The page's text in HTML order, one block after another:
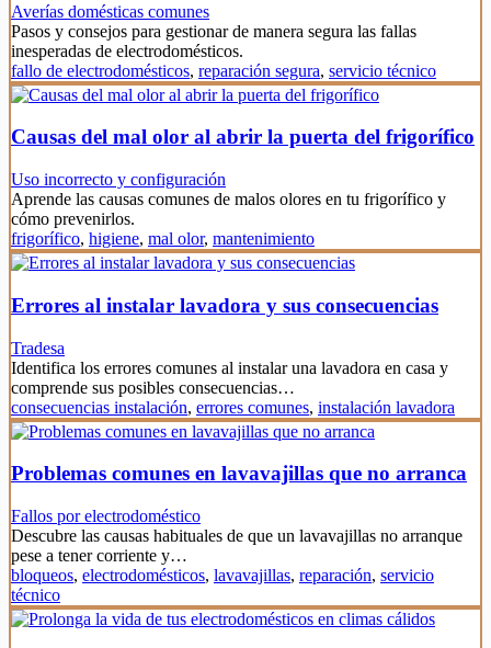
Averías domésticas comunes
Pasos y consejos para gestionar de manera segura las fallas
inesperadas de electrodomésticos.
fallo de electrodomésticos, reparación segura, servicio técnico
Causas del mal olor al abrir la puerta del frigorífico
Uso incorrecto y configuración
Aprende las causas comunes de malos olores en tu frigorífico y
cómo prevenirlos.
frigorífico, higiene, mal olor, mantenimiento
Errores al instalar lavadora y sus consecuencias
Tradesa
Identifica los errores comunes al instalar una lavadora en casa y
comprende sus posibles consecuencias…
consecuencias instalación, errores comunes, instalación lavadora
Problemas comunes en lavavajillas que no arranca
Fallos por electrodoméstico
Descubre las causas habituales de que un lavavajillas no arranque
pese a tener corriente y…
bloqueos, electrodomésticos, lavavajillas, reparación, servicio
técnico